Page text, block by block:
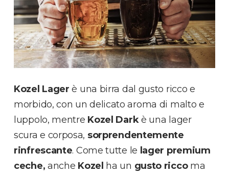
Kozel Lager è una birra dal gusto ricco e
morbido, con un delicato aroma di malto e
luppolo, mentre Kozel Darkè una lager
scura e corposa, sorprendentemente
rinfrescante. Come tutte le lager premium
ceche, anche Kozel ha un gusto riccoma